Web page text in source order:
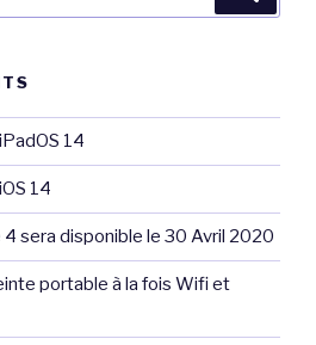
14
14
sera disponible le 30 Avril 2020
portable à la fois Wifi et